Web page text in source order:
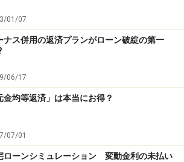
01/07
ナス併用の返済プランがローン破綻の第一
06/17
金均等返済」は本当にお得？
07/01
ローンシミュレーション 変動金利の未払い